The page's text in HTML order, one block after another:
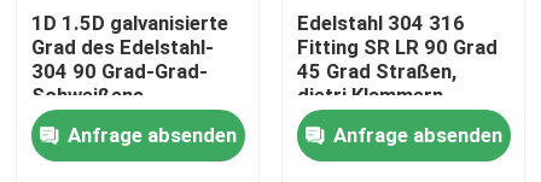
Über uns
Werksbesichtigung
Qualitätskontrolle
1D 1.5D galvanisierte
Grad des Edelstahl-
304 90 Grad-Grad-
Schweißens-
Biegungs-Ellbogen-
Verbindungsstück 3A
Ellbogen LÄRM-SMS-
Anfrage absenden
Edelstahl 304 316
Fitting SR LR 90 Grad
45 Grad Straßen,
dietri Klammern-
Ellbogen schweißen
Anfrage absenden